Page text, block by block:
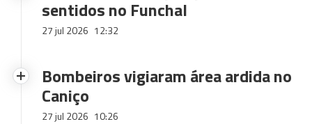
sentidos no Funchal
27 jul 2026 12:32
Bombeiros vigiaram área ardida no
Caniço
27 jul 2026 10:26